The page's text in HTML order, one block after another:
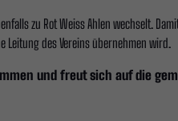
zu Rot Weiss Ahlen wechselt.
des Vereins übernehmen wird.
und freut sich auf die